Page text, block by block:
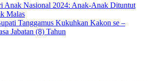
Anak Nasional 2024: Anak-Anak Dituntut
Malas
Tanggamus Kukuhkan Kakon se –
Jabatan (8) Tahun